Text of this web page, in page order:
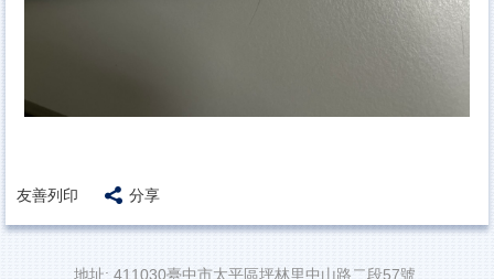
友善列印 分享
地址: 411030臺中市太平區坪林里中山路二段57號